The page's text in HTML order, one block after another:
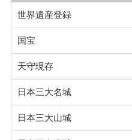
世界遺産登録
国宝
天守現存
日本三大名城
日本三大山城